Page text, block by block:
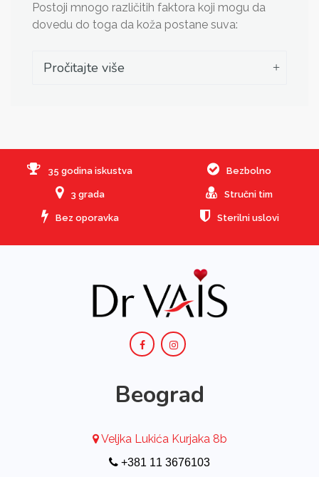
Postoji mnogo različitih faktora koji mogu da
dovedu do toga da koža postane suva:
Pročitajte više
35 godina iskustva Bezbolno
3 grada Stručni tim
Bez oporavka Sterilni uslovi
Beograd
Veljka Lukića Kurjaka 8b
+381 11 3676103